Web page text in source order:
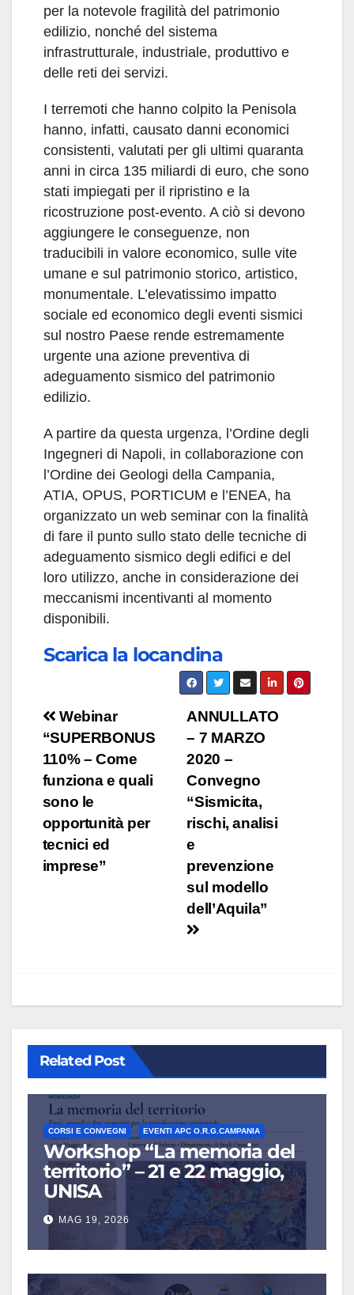
per la notevole fragilità del patrimonio
edilizio, nonché del sistema
infrastrutturale, industriale, produttivo e
delle reti dei servizi.
I terremoti che hanno colpito la Penisola
hanno, infatti, causato danni economici
consistenti, valutati per gli ultimi quaranta
anni in circa 135 miliardi di euro, che sono
stati impiegati per il ripristino e la
ricostruzione post-evento. A ciò si devono
aggiungere le conseguenze, non
traducibili in valore economico, sulle vite
umane e sul patrimonio storico, artistico,
monumentale. L’elevatissimo impatto
sociale ed economico degli eventi sismici
sul nostro Paese rende estremamente
urgente una azione preventiva di
adeguamento sismico del patrimonio
edilizio.
A partire da questa urgenza, l’Ordine degli
Ingegneri di Napoli, in collaborazione con
l’Ordine dei Geologi della Campania,
ATIA, OPUS, PORTICUM e l’ENEA, ha
organizzato un web seminar con la finalità
di fare il punto sullo stato delle tecniche di
adeguamento sismico degli edifici e del
loro utilizzo, anche in considerazione dei
meccanismi incentivanti al momento
disponibili.
Scarica la locandina
Navigazione
articoli
ANNULLATO
– 7 MARZO
2020 –
Convegno
“Sismicita,
rischi, analisi
e
prevenzione
sul modello
dell’Aquila”
Webinar
“SUPERBONUS
110% – Come
funziona e quali
sono le
opportunità per
tecnici ed
imprese”
Related Post
CORSI E CONVEGNI EVENTI APC O.R.G.CAMPANIA
Workshop “La memoria del
territorio” – 21 e 22 maggio,
UNISA
MAG 19, 2026